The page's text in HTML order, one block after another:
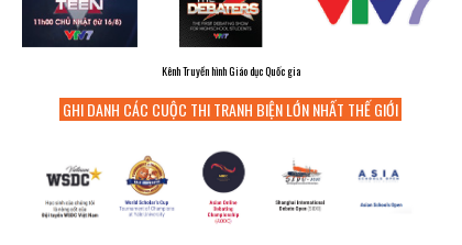
Kênh Truyền hình Giáo dục Quốc gia
GHI DANH CÁC CUỘC THI TRANH BIỆN LỚN NHẤT THẾ GIỚI